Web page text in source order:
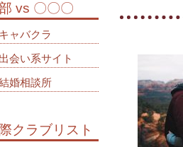
vs 〇〇〇
ャバクラ
会い系サイト
婚相談所
クラブリスト